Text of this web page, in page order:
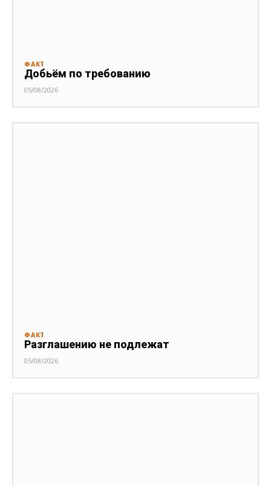
ФАКТ
Добьём по требованию
05/08/2026
ФАКТ
Разглашению не подлежат
05/08/2026